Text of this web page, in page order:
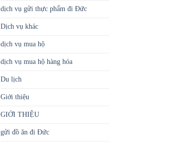
dịch vụ gửi thực phẩm đi Đức
Dịch vụ khác
dịch vụ mua hộ
dịch vụ mua hộ hàng hóa
Du lịch
Giới thiệu
GIỚI THIỆU
gửi đồ ăn đi Đức